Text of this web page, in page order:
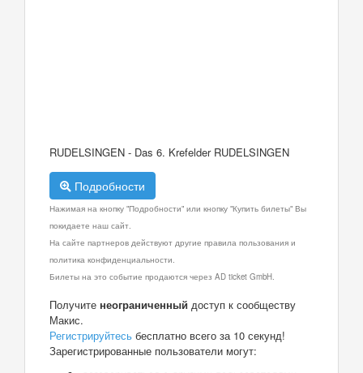
RUDELSINGEN - Das 6. Krefelder RUDELSINGEN
Подробности
Нажимая на кнопку "Подробности" или кнопку "Купить билеты" Вы
покидаете наш сайт.
На сайте партнеров действуют другие правила пользования и
политика конфиденциальности.
Билеты на это событие продаются через AD ticket GmbH.
Получите неограниченный доступ к сообществу
Макис.
Регистрируйтесь бесплатно всего за 10 секунд!
Зарегистрированные пользователи могут: